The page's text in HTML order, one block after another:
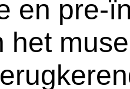
en pre-
het